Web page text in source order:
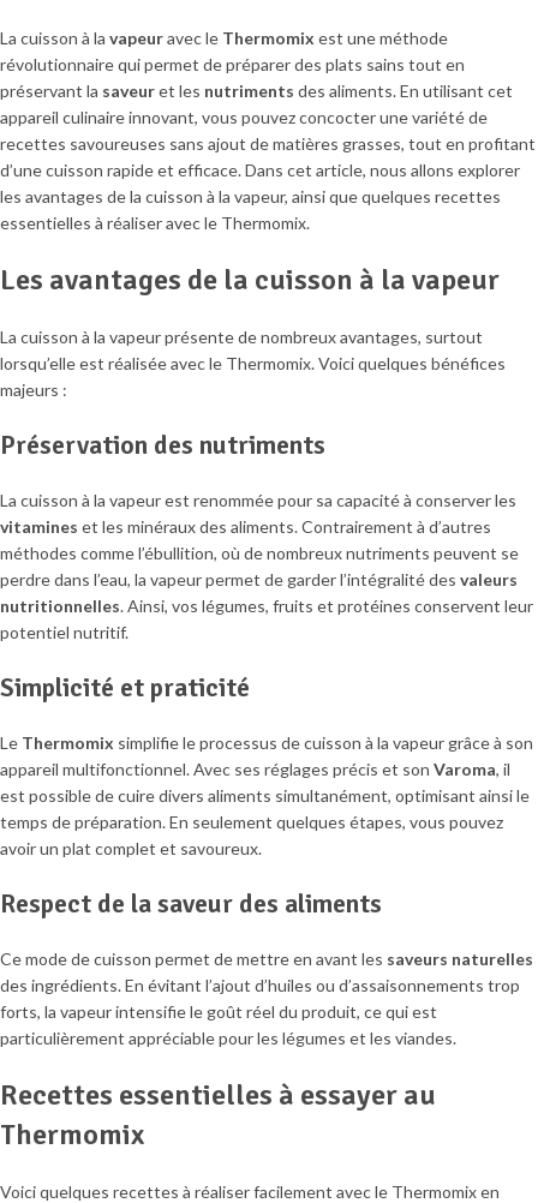
La cuisson à la vapeuravec le Thermomix est une méthode
révolutionnaire qui permet de préparer des plats sains tout en
préservant la saveuret les nutriments des aliments. En utilisant cet
appareil culinaire innovant, vous pouvez concocter une variété de
recettes savoureuses sans ajout de matières grasses, tout en profitant
d’une cuisson rapide et efficace. Dans cet article, nous allons explorer
les avantages de la cuisson à la vapeur, ainsi que quelques recettes
essentielles à réaliser avec le Thermomix.
Les avantages de la cuisson à la vapeur
La cuisson à la vapeur présente de nombreux avantages, surtout
lorsqu’elle est réalisée avec le Thermomix. Voici quelques bénéfices
majeurs :
Préservation des nutriments
La cuisson à la vapeur est renommée pour sa capacité à conserver les
vitamines et les minéraux des aliments. Contrairement à d’autres
méthodes comme l’ébullition, où de nombreux nutriments peuvent se
perdre dans l’eau, la vapeur permet de garder l’intégralité des valeurs
nutritionnelles. Ainsi, vos légumes, fruits et protéines conservent leur
potentiel nutritif.
Simplicité et praticité
Le Thermomix simplifie le processus de cuisson à la vapeur grâce à son
appareil multifonctionnel. Avec ses réglages précis et son Varoma, il
est possible de cuire divers aliments simultanément, optimisant ainsi le
temps de préparation. En seulement quelques étapes, vous pouvez
avoir un plat complet et savoureux.
Respect de la saveur des aliments
Ce mode de cuisson permet de mettre en avant les saveurs naturelles
des ingrédients. En évitant l’ajout d’huiles ou d’assaisonnements trop
forts, la vapeur intensifie le goût réel du produit, ce qui est
particulièrement appréciable pour les légumes et les viandes.
Recettes essentielles à essayer au
Thermomix
Voici quelques recettes à réaliser facilement avec le Thermomix en